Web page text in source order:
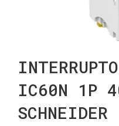
IC60N 1P
SCHNEIDER